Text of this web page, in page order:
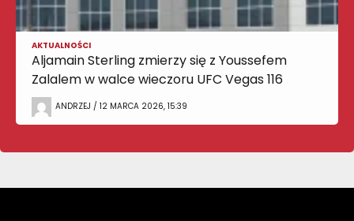
AKTUALNOŚCI
Aljamain Sterling zmierzy się z Youssefem
Zalalem w walce wieczoru UFC Vegas 116
ANDRZEJ / 12 MARCA 2026, 15:39